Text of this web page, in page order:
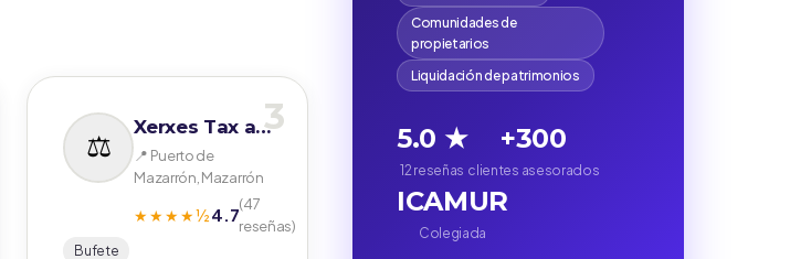
3
Xerxes Tax and Law
📍 Puerto de
Mazarrón, Mazarrón
★★★★½4.7(47
reseñas)
Bufete
Comunidades de
propietarios
Liquidación de patrimonios
5.0 ★
12 reseñas
+300
clientes asesorados
ICAMUR
Colegiada